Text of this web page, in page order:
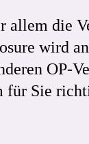
die
wird
OP-
Sie